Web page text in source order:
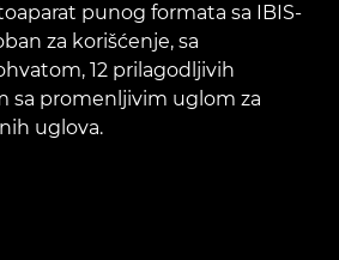
punog formata sa IBIS-
za korišćenje, sa
12 prilagodljivih
sa promenljivim uglom za
uglova.